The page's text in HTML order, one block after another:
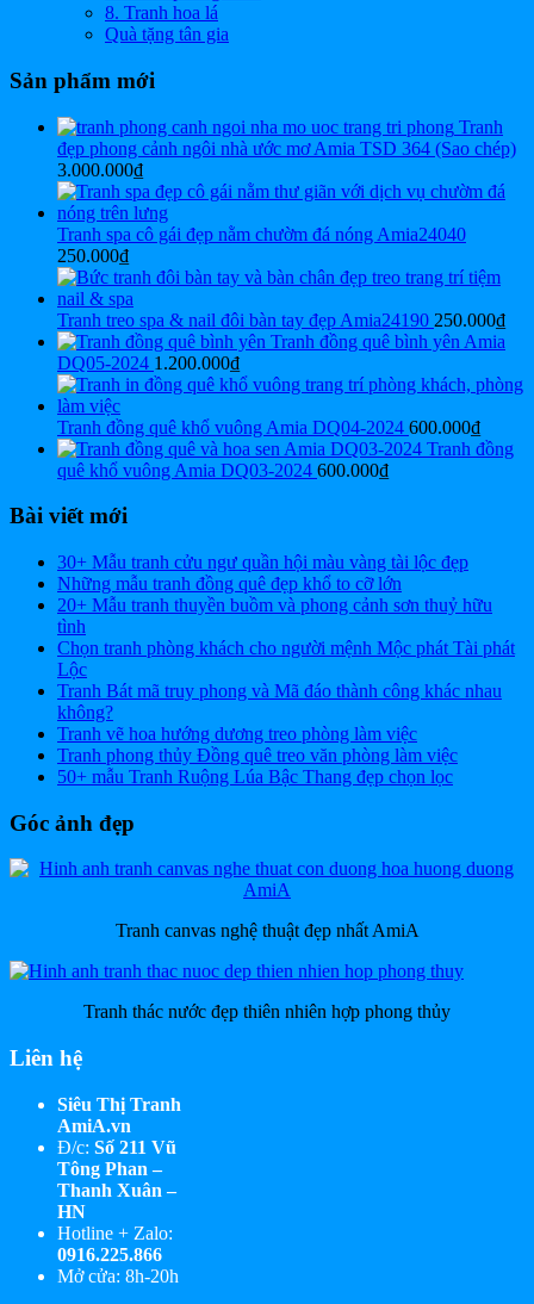
8. Tranh hoa lá
Quà tặng tân gia
Sản phẩm mới
Tranh
đẹp phong cảnh ngôi nhà ước mơ Amia TSD 364 (Sao chép)
3.000.000₫
Tranh spa cô gái đẹp nằm chườm đá nóng Amia24040
250.000₫
Tranh treo spa & nail đôi bàn tay đẹp Amia24190 250.000₫
Tranh đồng quê bình yên Amia
DQ05-2024 1.200.000₫
Tranh đồng quê khổ vuông Amia DQ04-2024 600.000₫
Tranh đồng
quê khổ vuông Amia DQ03-2024 600.000₫
Bài viết mới
30+ Mẫu tranh cửu ngư quần hội màu vàng tài lộc đẹp
Những mẫu tranh đồng quê đẹp khổ to cỡ lớn
20+ Mẫu tranh thuyền buồm và phong cảnh sơn thuỷ hữu
tình
Chọn tranh phòng khách cho người mệnh Mộc phát Tài phát
Lộc
Tranh Bát mã truy phong và Mã đáo thành công khác nhau
không?
Tranh vẽ hoa hướng dương treo phòng làm việc
Tranh phong thủy Đồng quê treo văn phòng làm việc
50+ mẫu Tranh Ruộng Lúa Bậc Thang đẹp chọn lọc
Góc ảnh đẹp
Tranh canvas nghệ thuật đẹp nhất AmiA
Tranh thác nước đẹp thiên nhiên hợp phong thủy
Liên hệ
Siêu Thị Tranh
AmiA.vn
Đ/c: Số 211 Vũ
Tông Phan –
Thanh Xuân –
HN
Hotline + Zalo:
0916.225.866
Mở cửa: 8h-20h